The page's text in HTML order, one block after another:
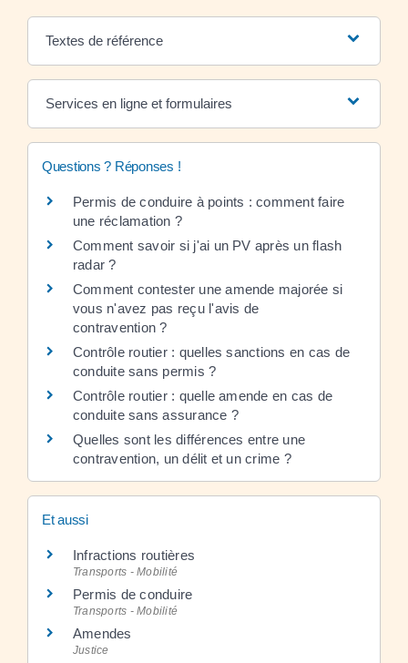
Textes de référence
Services en ligne et formulaires
Questions ? Réponses !
Permis de conduire à points : comment faire
une réclamation ?
Comment savoir si j'ai un PV après un flash
radar ?
Comment contester une amende majorée si
vous n'avez pas reçu l'avis de
contravention ?
Contrôle routier : quelles sanctions en cas de
conduite sans permis ?
Contrôle routier : quelle amende en cas de
conduite sans assurance ?
Quelles sont les différences entre une
contravention, un délit et un crime ?
Et aussi
Infractions routières
Transports - Mobilité
Permis de conduire
Transports - Mobilité
Amendes
Justice